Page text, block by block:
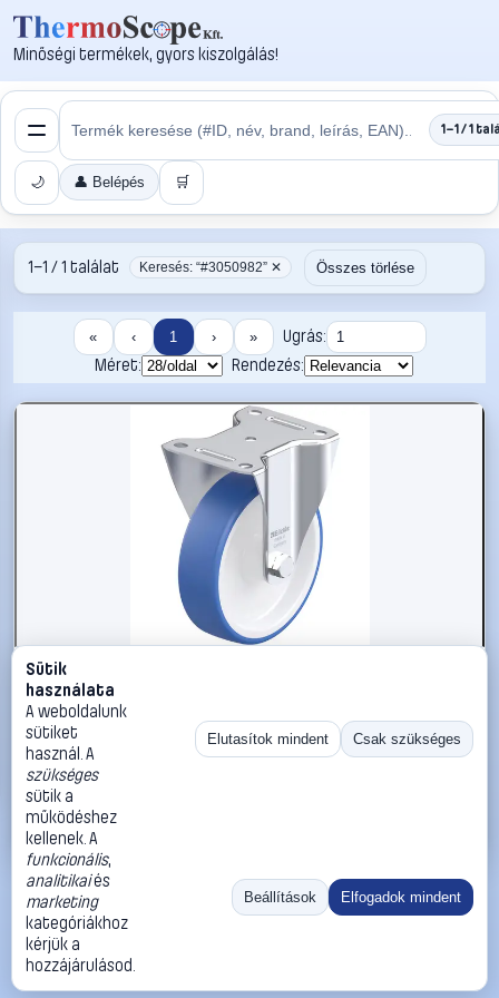
Minőségi termékek, gyors kiszolgálás!
1–1 / 1
🌙 👤 Belépés 🛒
1–1 / 1 találat Keresés: “#3050982” ✕ Összes törlése
« ‹ 1 › »
Ugrás:
Méret:
Rendezés:
#3050982
Blickle 936191 B-POTHS 160G Acéllemez rögzített görgő
KerékØ: 160 mm Teherbírás (max.): 400 kg 1 db
Blickle Görgők, kerekek
41 990 Ft
Kosárba
«
Ugrás:
Méret:
Rendezés:
©2026
ThermoScope
ÁSZF
Cégbemutató
Sütik
használata
A weboldalunk
sütiket
használ. A
szükséges
sütik a
működéshez
kellenek. A
funkcionális,
analitikaiés
marketing
kategóriákhoz
kérjük a
hozzájárulásod.
Elutasítok mindent Csak szükséges
Beállítások Elfogadok mindent